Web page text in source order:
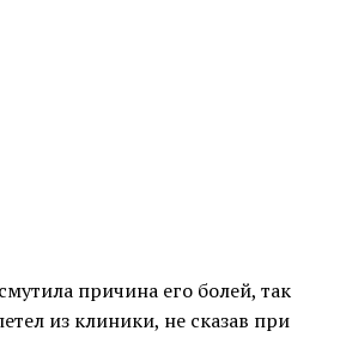
причина его болей, так
из клиники, не сказав при